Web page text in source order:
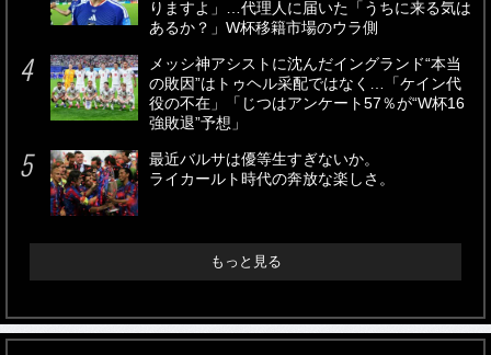
りますよ」…代理人に届いた「うちに来る気は
あるか？」W杯移籍市場のウラ側
メッシ神アシストに沈んだイングランド“本当
の敗因”はトゥヘル采配ではなく…「ケイン代
役の不在」「じつはアンケート57％が“W杯16
強敗退”予想」
最近バルサは優等生すぎないか。
ライカールト時代の奔放な楽しさ。
もっと見る